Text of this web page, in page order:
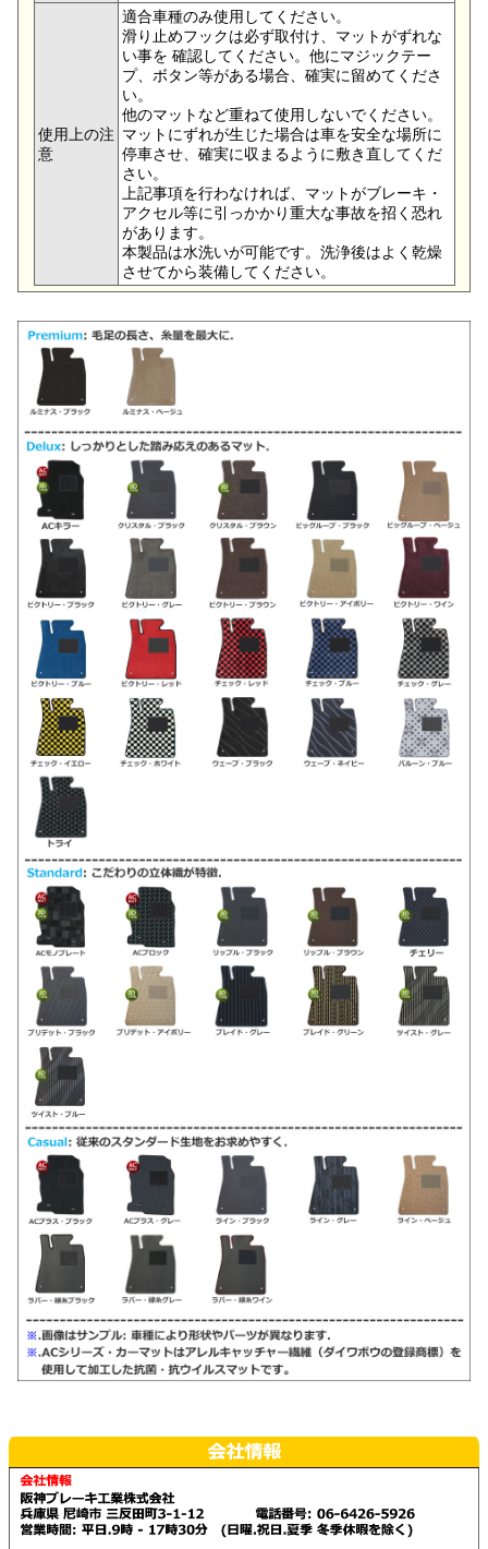
使用上の注
意
適合車種のみ使用してください。
滑り止めフックは必ず取付け、マットがずれな
い事を 確認してください。他にマジックテー
プ、ボタン等がある場合、確実に留めてくださ
い。
他のマットなど重ねて使用しないでください。
マットにずれが生じた場合は車を安全な場所に
停車させ、確実に収まるように敷き直してくだ
さい。
上記事項を行わなければ、マットがブレーキ・
アクセル等に引っかかり重大な事故を招く恐れ
があります。
本製品は水洗いが可能です。洗浄後はよく乾燥
させてから装備してください。